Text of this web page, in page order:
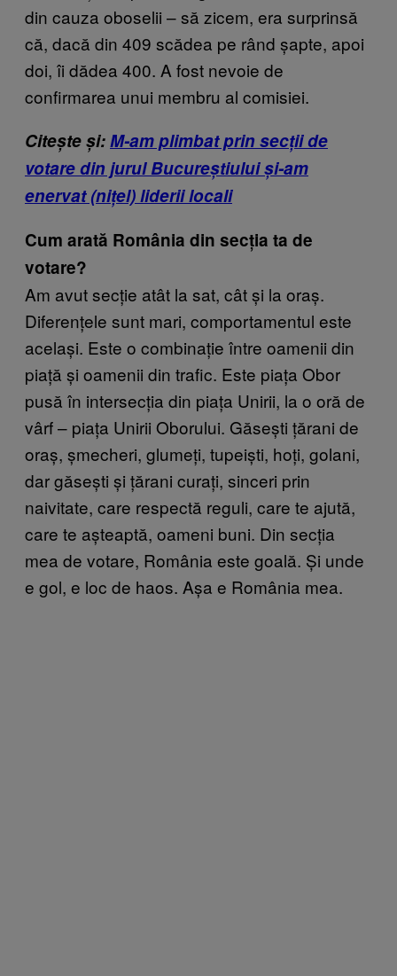
din cauza oboselii – să zicem, era surprinsă
că, dacă din 409 scădea pe rând șapte, apoi
doi, îi dădea 400. A fost nevoie de
confirmarea unui membru al comisiei.
Citește și:M-am plimbat prin secții de
votare din jurul Bucureștiului și-am
enervat (nițel) liderii locali
Cum arată România din secția ta de
votare?
Am avut secție atât la sat, cât și la oraș.
Diferențele sunt mari, comportamentul este
același. Este o combinație între oamenii din
piață și oamenii din trafic. Este piața Obor
pusă în intersecția din piața Unirii, la o oră de
vârf – piața Unirii Oborului. Găsești țărani de
oraș, șmecheri, glumeți, tupeiști, hoți, golani,
dar găsești și țărani curați, sinceri prin
naivitate, care respectă reguli, care te ajută,
care te așteaptă, oameni buni. Din secția
mea de votare, România este goală. Și unde
e gol, e loc de haos. Așa e România mea.